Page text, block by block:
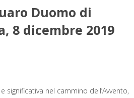
Duomo di
8 dicembre 2019
significativa nel cammino dell’Avvento,